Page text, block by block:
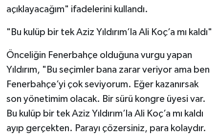
açıklayacağım" ifadelerini kullandı.
"Bu kulüp bir tek Aziz Yıldırım’la Ali Koç’a mı kaldı"
Önceliğin Fenerbahçe olduğuna vurgu yapan
Yıldırım, "Bu seçimler bana zarar veriyor ama ben
Fenerbahçe’yi çok seviyorum. Eğer kazanırsak
son yönetimim olacak. Bir sürü kongre üyesi var.
Bu kulüp bir tek Aziz Yıldırım’la Ali Koç’a mı kaldı
ayıp gerçekten. Parayı çözersiniz, para kolaydır.